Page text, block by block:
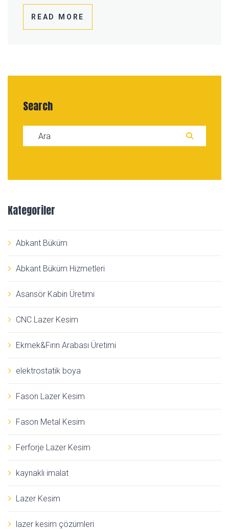
READ MORE
Search
Search for:
Kategoriler
Abkant Büküm
Abkant Büküm Hizmetleri
Asansör Kabin Üretimi
CNC Lazer Kesim
Ekmek&Fırın Arabası Üretimi
elektrostatik boya
Fason Lazer Kesim
Fason Metal Kesim
Ferforje Lazer Kesim
kaynaklı imalat
Lazer Kesim
lazer kesim çözümleri